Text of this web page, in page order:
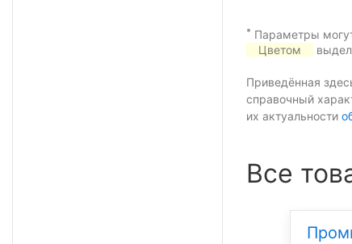
* Параметры
Цветом
Приведённая
справочный
их актуальности
Все